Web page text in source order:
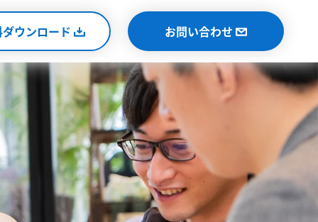
ウンロード お問い合わせ